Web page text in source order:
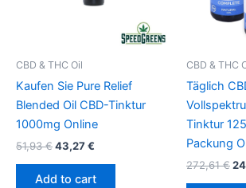
CBD & THC Oil
Kaufen Sie Pure Relief
Blended Oil CBD-Tinktur
1000mg Online
51,93€43,27€
Add to cart
CBD & THC
Täglich
Tinktur
Packung
272,61€